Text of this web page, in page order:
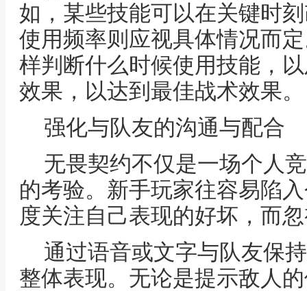
如，某些技能可以在关键时
使用频率则应视具体情况而
样判断什么时候使用技能，
效果，以达到最佳战术效果。
强化与队友的沟通与配合
无畏契约不仅是一场个人
的考验。新手玩家往容易陷
度关注自己表现的好坏，而
通过语音或文字与队友保
整体表现。无论是提示敌人